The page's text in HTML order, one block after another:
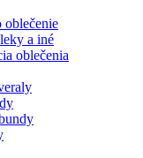
a iné
oblečenia